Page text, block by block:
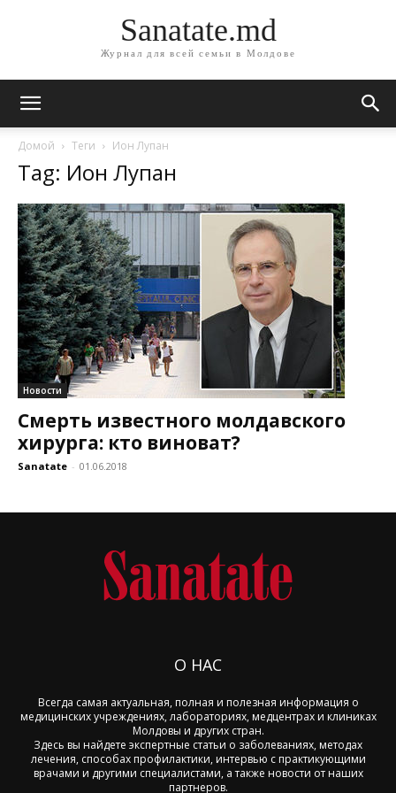
Sanatate.md
Журнал для всей семьи в Молдове
Домой Теги Ион Лупан
Tag: Ион Лупан
Новости
Смерть известного молдавского
хирурга: кто виноват?
Sanatate - 01.06.2018
О НАС
Всегда самая актуальная, полная и полезная информация о
медицинских учреждениях, лабораториях, медцентрах и клиниках
Молдовы и других стран.
Здесь вы найдете экспертные статьи о заболеваниях, методах
лечения, способах профилактики, интервью с практикующими
врачами и другими специалистами, а также новости от наших
партнеров.